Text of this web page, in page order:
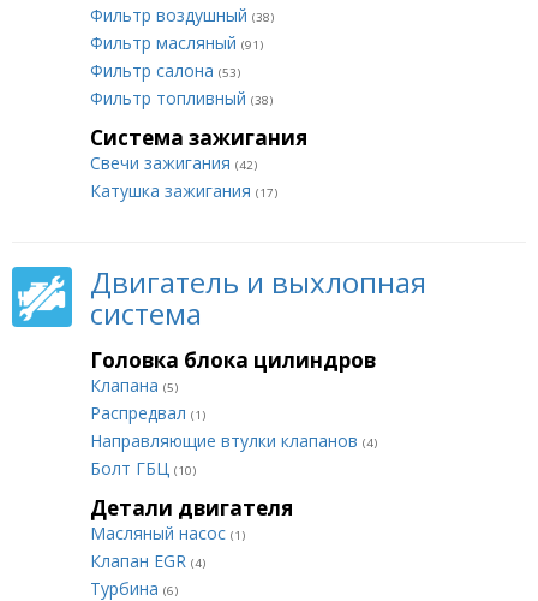
Фильтр воздушный (38)
Фильтр масляный (91)
Фильтр салона (53)
Фильтр топливный (38)
Система зажигания
Свечи зажигания (42)
Катушка зажигания (17)
Двигатель и выхлопная
система
Головка блока цилиндров
Клапана (5)
Распредвал (1)
Направляющие втулки клапанов (4)
Болт ГБЦ (10)
Детали двигателя
Масляный насос (1)
Клапан EGR (4)
Турбина (6)